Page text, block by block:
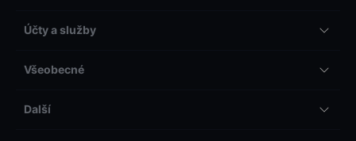
Účty a služby
Všeobecné
Další